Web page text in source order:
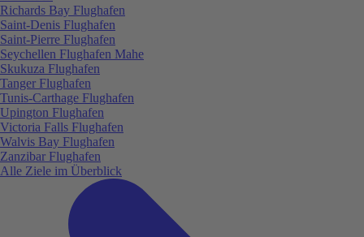
Richards Bay Flughafen
Saint-Denis Flughafen
Saint-Pierre Flughafen
Seychellen Flughafen Mahe
Skukuza Flughafen
Tanger Flughafen
Tunis-Carthage Flughafen
Upington Flughafen
Victoria Falls Flughafen
Walvis Bay Flughafen
Zanzibar Flughafen
Alle Ziele im Überblick